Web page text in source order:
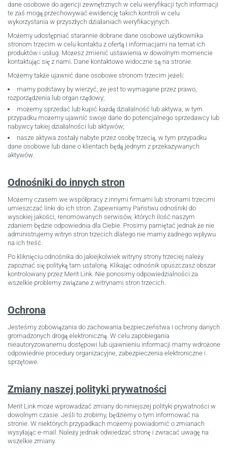
dane osobowe do agencji zewnętrznych w celu weryfikacji tych informacji
te zaś mogą przechowywać ewidencję takich kontroli w celu
wykorzystania w przyszłych działaniach weryfikacyjnych.
Możemy udostępniać starannie dobrane dane osobowe użytkownika
stronom trzecim w celu kontaktu z ofertą i informacjami na temat ich
produktów i usług. Możesz zmienić ustawienia w dowolnym momencie
kontaktując się z nami. Dane kontaktowe widoczne są na stronie.
Możemy także ujawnić dane osobowe stronom trzecim jeżeli:
mamy podstawy by wierzyć, że jest to wymagane przez prawo,
rozporządzenia lub organ rządowy;
możemy sprzedać lub kupić każdą działalność lub aktywa, w tym
przypadku możemy ujawnić swoje dane do potencjalnego sprzedawcy lub
nabywcy takiej działalności lub aktywów;
nasze aktywa zostały nabyte przez osobę trzecią, w tym przypadku
dane osobowe lub dane o klientach będą jednym z przekazywanych
aktywów.
Odnośniki do innych stron
Możemy czasem we współpracy z innymi firmami lub stronami trzecimi
umieszczać linki do ich stron. Zapewniamy Państwu odnośniki do
wysokiej jakości, renomowanych serwisów, których ilość naszym
zdaniem będzie odpowiednia dla Ciebie. Prosimy pamiętać jednak że nie
administrujemy witryn stron trzecich dlatego nie mamy żadnego wpływu
na ich treść.
Po kliknięciu odnośnika do jakiejkolwiek witryny strony trzeciej należy
zapoznać się polityką tam ustaloną. Klikając odnośnik opuszczasz obszar
kontrolowany przez Merit Link. Nie ponosimy odpowiedzialności za
wszelkie problemy związane z witrynami stron trzecich.
Ochrona
Jesteśmy zobowiązania do zachowania bezpieczeństwa i ochrony danych
gromadzonych drogą elektroniczną. W celu zapobiegania
nieautoryzowanemu dostępowi lub ujawnieniu informacji mamy wdrożone
odpowiednie procedury organizacyjne, zabezpieczenia elektroniczne i
sprzętowe.
Zmiany naszej polityki prywatności
Merit Link może wprowadzać zmiany do niniejszej polityki prywatności w
dowolnym czasie. Jeśli to zrobimy, będziemy o tym informować na
stronie. W niektórych przypadkach możemy powiadomić o zmianach
wysyłając e-mail. Należy jednak odwiedzać stronę i zwracać uwagę na
wszelkie zmiany.